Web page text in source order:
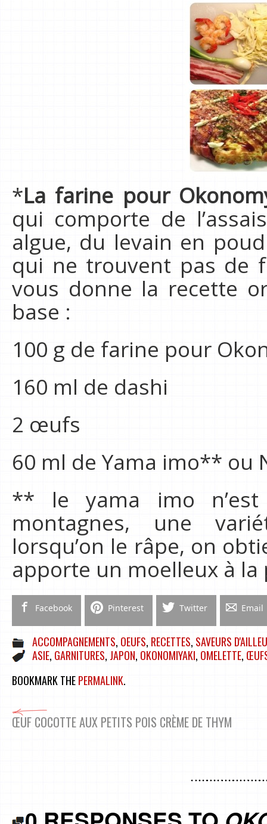
*La farine pour
qui comporte de
algue, du levain en
qui ne trouvent pas de
vous donne la recette
base :
100 g de farine pour
160 ml de dashi
2 œufs
60 ml de Yama imo** ou
** le yama imo n’est
montagnes, une
lorsqu’on le râpe, on
apporte un moelleux à la
Facebook Pinterest Twitter Email
ACCOMPAGNEMENTS, OEUFS, RECETTES, SAVEURS
ASIE, GARNITURES, JAPON, OKONOMIYAKI, OMELETTE,
BOOKMARK THEPERMALINK.
ŒUF COCOTTE AUX PETITS POIS CRÈME DE THYM